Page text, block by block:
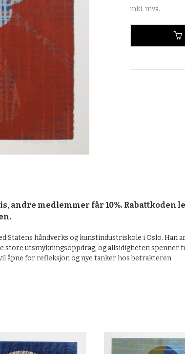
inkl. mva.
andre medlemmer får 10%. Rabattkoden
Statens håndverks og kunstindustriskole i Oslo. Han
utsmykningsoppdrag, og allsidigheten spenner
åpne for refleksjon og nye tanker hos betrakteren.